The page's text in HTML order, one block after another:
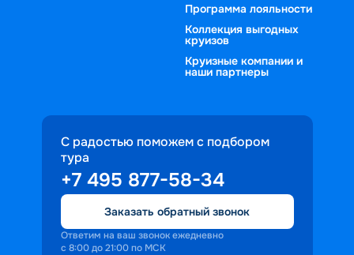
Программа лояльности
Коллекция выгодных
круизов
Круизные компании и
наши партнеры
С радостью поможем с подбором
тура
+7 495 877-58-34
Заказать обратный звонок
Ответим на ваш звонок ежедневно
с 8:00 до 21:00 по МСК